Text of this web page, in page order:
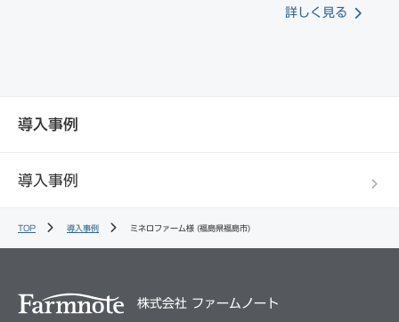
詳しく見る
導入事例
導入事例
TOP 導入事例 ミネロファーム様 (福島県福島市)
株式会社 ファームノート